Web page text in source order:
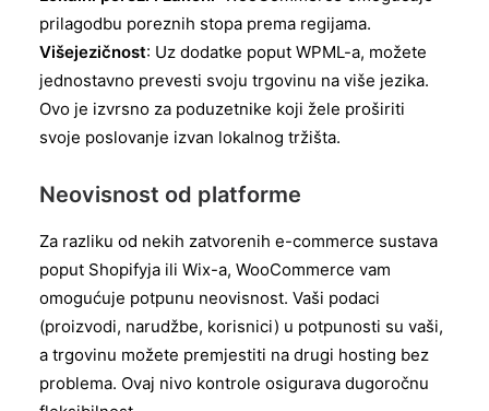
prilagodbu poreznih stopa prema regijama.
Višejezičnost: Uz dodatke poput WPML-a, možete
jednostavno prevesti svoju trgovinu na više jezika.
Ovo je izvrsno za poduzetnike koji žele proširiti
svoje poslovanje izvan lokalnog tržišta.
Neovisnost od platforme
Za razliku od nekih zatvorenih e-commerce sustava
poput Shopifyja ili Wix-a, WooCommerce vam
omogućuje potpunu neovisnost. Vaši podaci
(proizvodi, narudžbe, korisnici) u potpunosti su vaši,
a trgovinu možete premjestiti na drugi hosting bez
problema. Ovaj nivo kontrole osigurava dugoročnu